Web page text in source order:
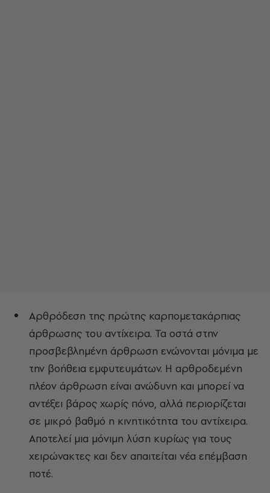
Αρθρόδεση της πρώτης καρπομετακάρπιας
άρθρωσης του αντίχειρα. Τα οστά στην
προσβεβλημένη άρθρωση ενώνονται μόνιμα με
την βοήθεια εμφυτευμάτων. Η αρθροδεμένη
πλέον άρθρωση είναι ανώδυνη και μπορεί να
αντέξει βάρος χωρίς πόνο, αλλά περιορίζεται
σε μικρό βαθμό η κινητικότητα του αντίχειρα.
Αποτελεί μια μόνιμη λύση κυρίως για τους
χειρώνακτες και δεν απαιτείται νέα επέμβαση
ποτέ.